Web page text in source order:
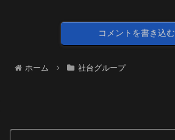
コメントを書き込む
ホーム 社台グループ